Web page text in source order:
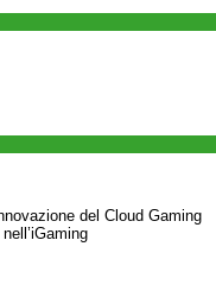
del Cloud Gaming